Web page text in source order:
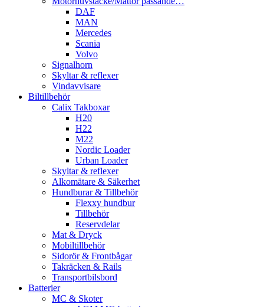
DAF
MAN
Mercedes
Scania
Volvo
Signalhorn
Skyltar & reflexer
Vindavvisare
Biltillbehör
Calix Takboxar
H20
H22
M22
Nordic Loader
Urban Loader
Skyltar & reflexer
Alkomätare & Säkerhet
Hundburar & Tillbehör
Flexxy hundbur
Tillbehör
Reservdelar
Mat & Dryck
Mobiltillbehör
Sidorör & Frontbågar
Takräcken & Rails
Transportbilsbord
Batterier
MC & Skoter